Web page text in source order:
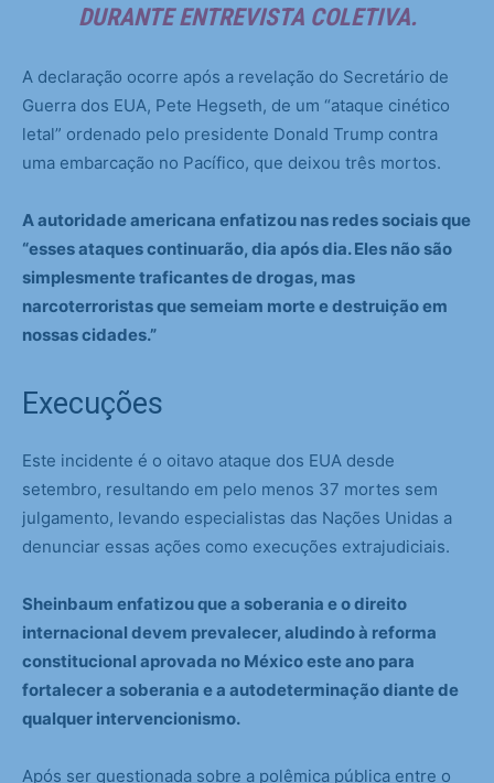
DURANTE ENTREVISTA COLETIVA.
A declaração ocorre após a revelação do Secretário de
Guerra dos EUA, Pete Hegseth, de um “ataque cinético
letal” ordenado pelo presidente Donald Trump contra
uma embarcação no Pacífico, que deixou três mortos.
A autoridade americana enfatizou nas redes sociais que
“esses ataques continuarão, dia após dia. Eles não são
simplesmente traficantes de drogas, mas
narcoterroristas que semeiam morte e destruição em
nossas cidades.”
Execuções
Este incidente é o oitavo ataque dos EUA desde
setembro, resultando em pelo menos 37 mortes sem
julgamento, levando especialistas das Nações Unidas a
denunciar essas ações como execuções extrajudiciais.
Sheinbaum enfatizou que a soberania e o direito
internacional devem prevalecer, aludindo à reforma
constitucional aprovada no México este ano para
fortalecer a soberania e a autodeterminação diante de
qualquer intervencionismo.
Após ser questionada sobre a polêmica pública entre o